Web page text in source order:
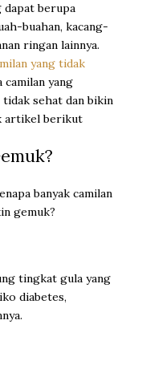
dapat berupa
buahan, kacang-
ringan lainnya.
yang tidak
camilan yang
sehat dan bikin
artikel berikut
banyak camilan
gemuk?
tingkat gula yang
diabetes,